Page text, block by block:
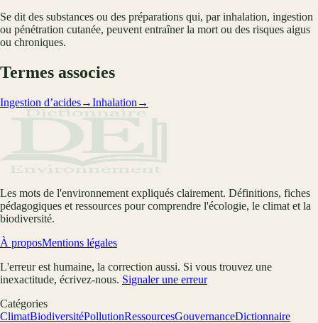
Se dit des substances ou des préparations qui, par inhalation, ingestion
ou pénétration cutanée, peuvent entraîner la mort ou des risques aigus
ou chroniques.
Termes associes
Ingestion d’acides→Inhalation →
Les mots de l'environnement expliqués clairement. Définitions, fiches
pédagogiques et ressources pour comprendre l'écologie, le climat et la
biodiversité.
À proposMentions légales
L'erreur est humaine, la correction aussi. Si vous trouvez une
inexactitude, écrivez-nous. Signaler une erreur
Catégories
ClimatBiodiversitéPollutionRessourcesGouvernanceDictionnaire